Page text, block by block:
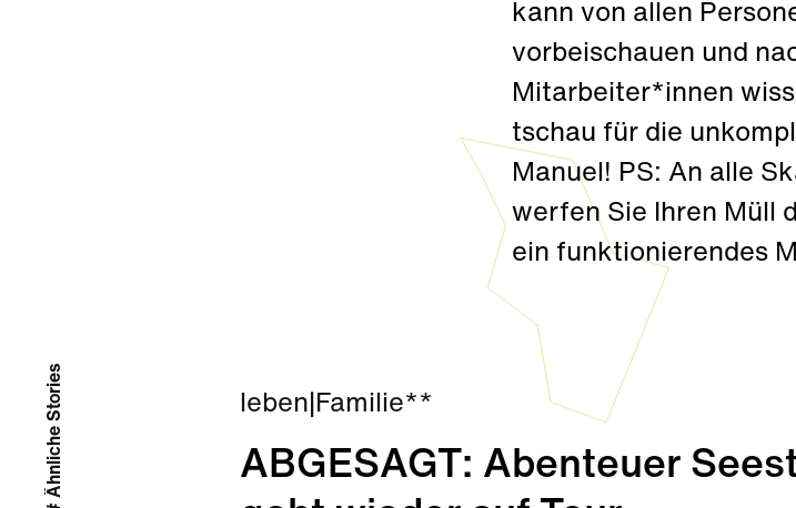
kann von allen
vorbeischauen und
Mitarbeiter*innen
tschau für die
Manuel! PS: An alle
werfen Sie Ihren Müll
ein funktionierendes
leben Familie**
ABGESAGT: Abenteuer
# Ähnliche Stories